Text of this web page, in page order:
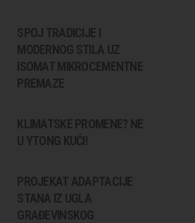
SPOJ TRADICIJE I
MODERNOG STILA UZ
ISOMAT MIKROCEMENTNE
PREMAZE
KLIMATSKE PROMENE? NE
U YTONG KUĆI!
PROJEKAT ADAPTACIJE
STANA IZ UGLA
GRAĐEVINSKOG